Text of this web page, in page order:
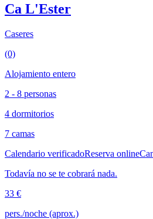
Ca L'Ester
Caseres
(0)
Alojamiento entero
2 - 8 personas
4 dormitorios
7 camas
Calendario verificadoReserva online
Todavía no se te cobrará nada.
33 €
pers./noche (aprox.)